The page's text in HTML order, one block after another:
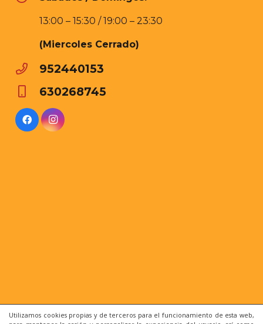
Utilizamos cookies propias y de terceros para el funcionamiento de esta web,
13:00 – 15:30 / 19:00 – 23:30
(Miercoles Cerrado)
952440153
630268745